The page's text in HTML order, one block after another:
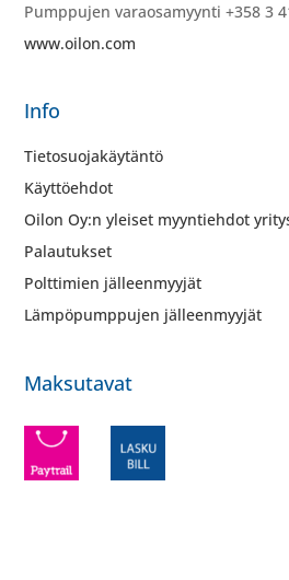
Pumppujen varaosamyynti +358 3
www.oilon.com
Info
Tietosuojakäytäntö
Käyttöehdot
Oilon Oy:n yleiset myyntiehdot
Palautukset
Polttimien jälleenmyyjät
Lämpöpumppujen jälleenmyyjät
Maksutavat